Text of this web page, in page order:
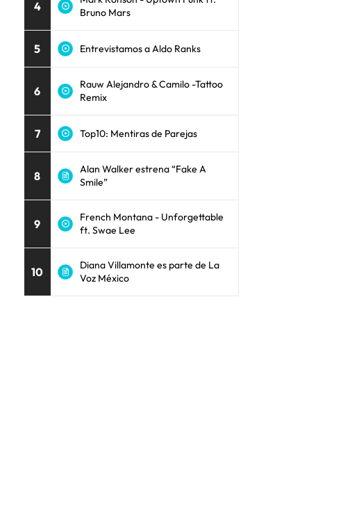
4
Bruno Mars
5 Entrevistamos a Aldo Ranks
6
Rauw Alejandro & Camilo -Tattoo
Remix
7 Top10: Mentiras de Parejas
8
Alan Walker estrena “Fake A
Smile”
9
French Montana - Unforgettable
ft. Swae Lee
10
Diana Villamonte es parte de La
Voz México